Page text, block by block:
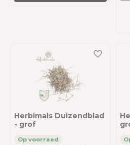
Herbimals Duizendblad
- grof